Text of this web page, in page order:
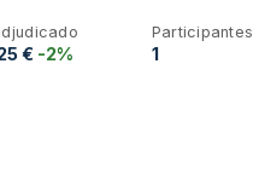
€ -2%
Participantes
1